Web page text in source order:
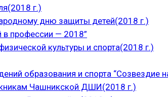
г.)
дню защиты детей(2018 г.)
в профессии — 2018”
культуры и спорта(2018 г.)
образования и спорта “Созвездие
Чашникской ДШИ(2018 г.)